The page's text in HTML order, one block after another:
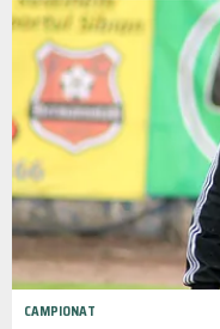
CAMPIONAT